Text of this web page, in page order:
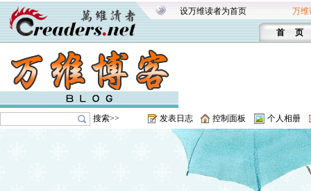
设万维读者为首页 万维
首 页
搜索>> 发表日志 控制面板 个人相册